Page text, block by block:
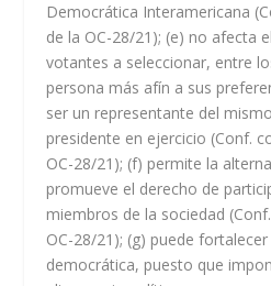
Democrática Interamericana
de la OC-28/21); (e) no afecta
votantes a seleccionar, entre
persona más afín a sus
ser un representante del
presidente en ejercicio (Conf.
OC-28/21); (f) permite la
promueve el derecho de
miembros de la sociedad
OC-28/21); (g) puede
democrática, puesto que